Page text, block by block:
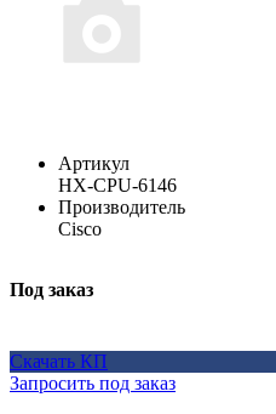
Артикул
HX-CPU-6146
Производитель
Cisco
Под заказ
Скачать КП
Запросить под заказ